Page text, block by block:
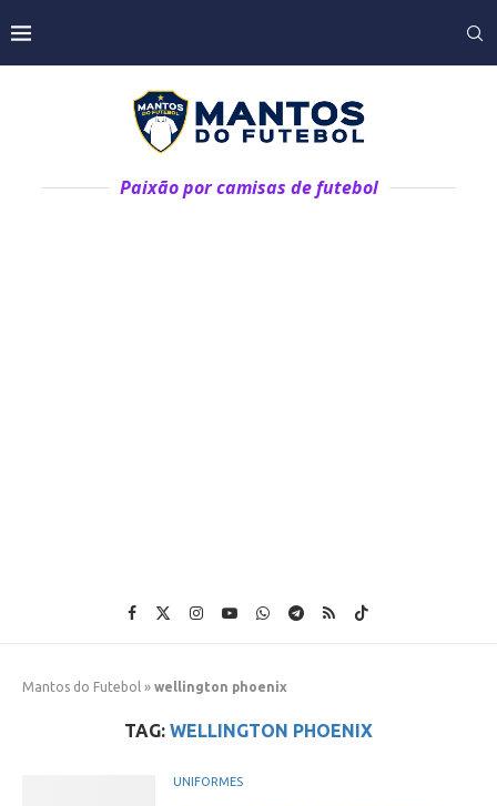
Paixão por camisas de futebol
Mantos do Futebol » wellington phoenix
TAG: WELLINGTON PHOENIX
UNIFORMES